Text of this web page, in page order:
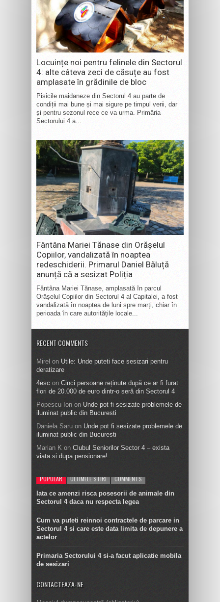
Locuințe noi pentru felinele din Sectorul
4: alte câteva zeci de căsuțe au fost
amplasate în grădinile de bloc
Pisicile maidaneze din Sectorul 4 au parte de
condiții mai bune și mai sigure pe timpul verii, dar
și pentru sezonul rece ce va urma. Primăria
Sectorului 4 a...
Fântâna Mariei Tănase din Orășelul
Copiilor, vandalizată în noaptea
redeschiderii. Primarul Daniel Băluță
anunță că a sesizat Poliția
Fântâna Mariei Tănase, amplasată în parcul
Orășelul Copiilor din Sectorul 4 al Capitalei, a fost
vandalizată în noaptea de luni spre marți, chiar în
perioada în care autoritățile locale...
RECENT COMMENTS
Mirel on Utile: Unde puteti face sesizari pentru
deratizare
4esc on Cinci persoane reținute după ce ar fi furat
flori de 20.000 de euro dintr-o seră din Sectorul 4
Popescu Ion on Unde pot fi sesizate problemele de
iluminat public din Bucuresti
Daniela Saru on Unde pot fi sesizate problemele de
iluminat public din Bucuresti
Marian K on Clubul Seniorilor Sector 4 – exista
viata si dupa pensionare!
POPULAR ULTIMELE STIRI COMMENTS
Iata ce amenzi risca posesorii de animale din
Sectorul 4 daca nu respecta legea
Cum va puteti reinnoi contractele de parcare in
Sectorul 4 si care este data limita de depunere a
actelor
Primaria Sectorului 4 si-a facut aplicatie mobila
de sesizari
CONTACTEAZA-NE